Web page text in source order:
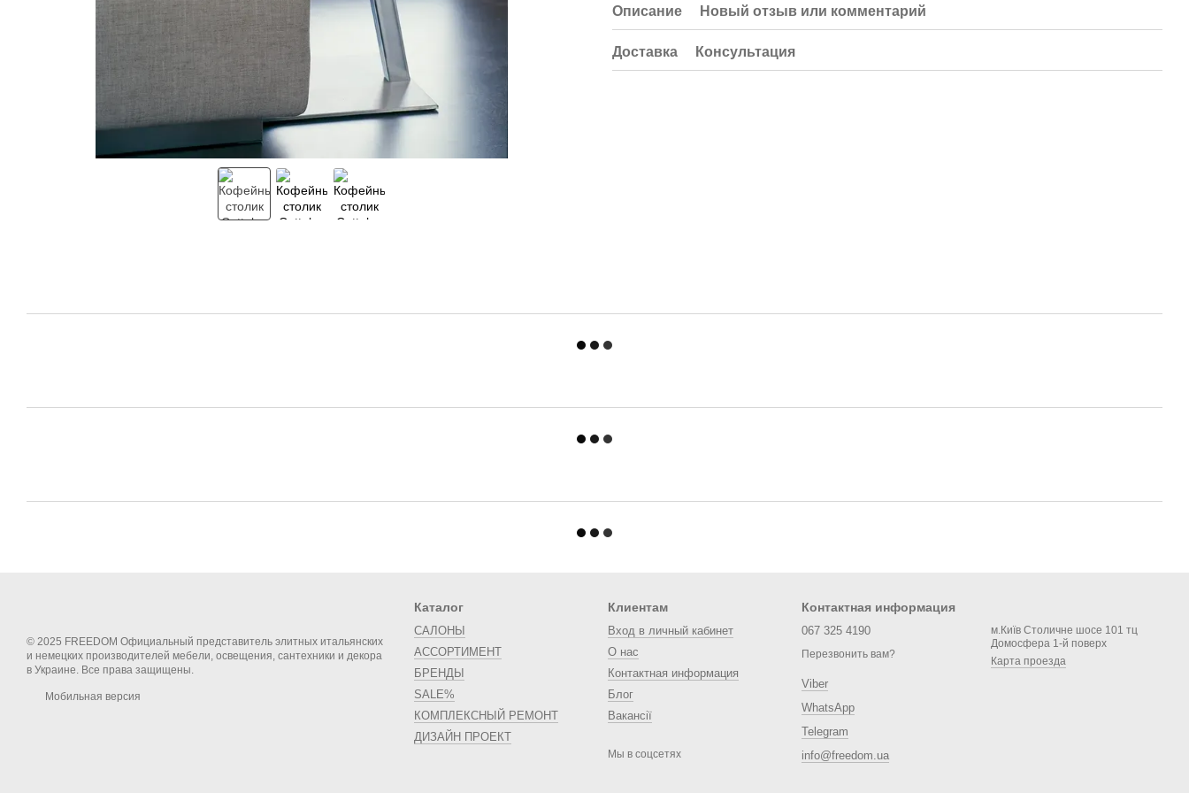
Описание Новый отзыв или комментарий
Доставка Консультация
© 2025 FREEDOM Официальный представитель элитных итальянских
и немецких производителей мебели, освещения, сантехники и декора
в Украине. Все права защищены.
Мобильная версия
Каталог
САЛОНЫ
АССОРТИМЕНТ
БРЕНДЫ
SALE%
КОМПЛЕКСНЫЙ РЕМОНТ
ДИЗАЙН ПРОЕКТ
Клиентам
Вход в личный кабинет
О нас
Контактная информация
Блог
Вакансії
Мы в соцсетях
Контактная информация
067 325 4190
Перезвонить вам?
Viber
WhatsApp
Telegram
info@freedom.ua
м.Київ Столичне шосе 101 тц
Домосфера 1-й поверх
Карта проезда